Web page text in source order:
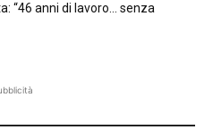
“46 anni di lavoro… senza